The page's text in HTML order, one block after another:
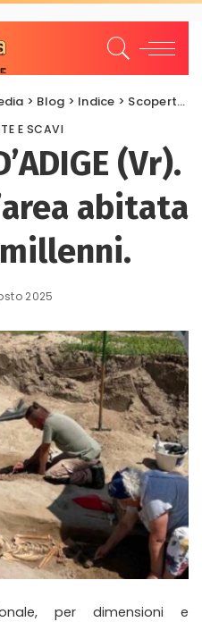
> Blog > Indice > Scoperte e scavi
E SCAVI
(Vr).
abitata
2025
per dimensioni e